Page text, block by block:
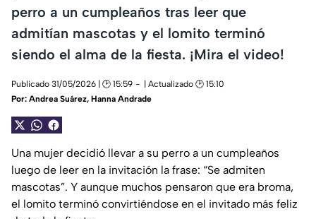
perro a un cumpleaños tras leer que
admitían mascotas y el lomito terminó
siendo el alma de la fiesta. ¡Mira el video!
Publicado 31/05/2026 | 🕑 15:59
| Actualizado 🕑 15:10
Por: Andrea Suárez, Hanna Andrade
Una mujer decidió llevar a su perro a un cumpleaños
luego de leer en la invitación la frase: “Se admiten
mascotas”. Y aunque muchos pensaron que era broma,
el lomito terminó convirtiéndose en el invitado más feliz